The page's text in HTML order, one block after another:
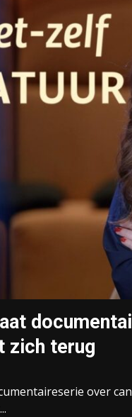
zich terug
over
verdwijnen
ago